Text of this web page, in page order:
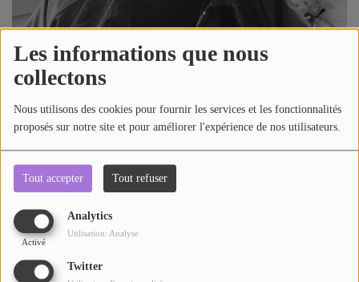
Les informations que nous
collectons
Nous utilisons des cookies pour fournir les services et les fonctionnalités
proposés sur notre site et pour améliorer l'expérience de nos utilisateurs.
Tout accepter Tout refuser
Analytics
Activé
Utilisation: Analyse
Twitter
LE LIVE RADIO GIRAFE
DICTIONNAIRE DES IDÉES CONFUSES
BOULEVARD DES ARTISTES
LES MOTS À LA BOUCHE
SPORT ADDICT
PETITS RÉCITS DE JAZZ
Contact
966 vues
Écouter le podcast Télécharger le podcast
Avec Olivier LECLERC délégué régional pour la Normandie de
la fondation du patrimoine.
Commentaires(0)